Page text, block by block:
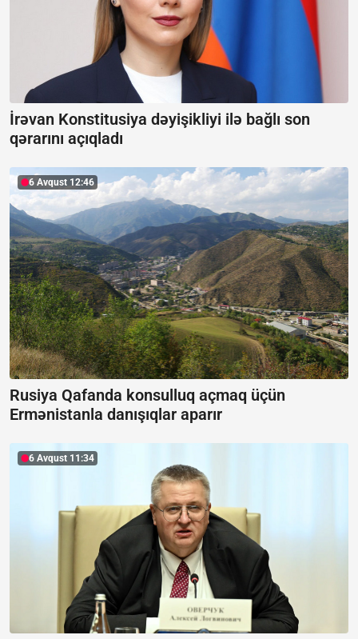
İrəvan Konstitusiya dəyişikliyi ilə bağlı son
qərarını açıqladı
6 Avqust 12:46
Rusiya Qafanda konsulluq açmaq üçün
Ermənistanla danışıqlar aparır
6 Avqust 11:34